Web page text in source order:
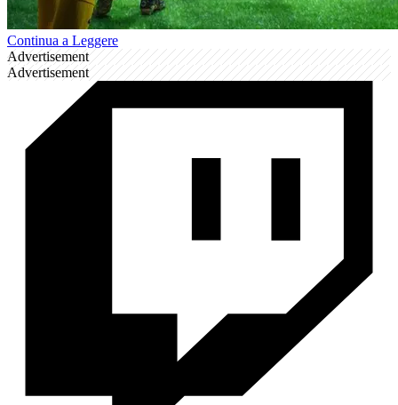
Continua a Leggere
Advertisement
Advertisement